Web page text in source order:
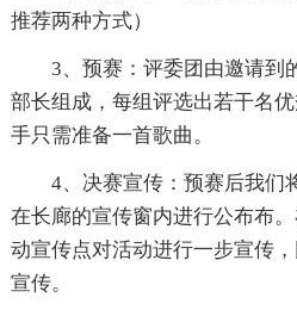
推荐两种方式）
3、预赛：评委团由邀请到
部长组成，每组评选出若干名
手只需准备一首歌曲。
4、决赛宣传：预赛后我们
在长廊的宣传窗内进行公布布
动宣传点对活动进行一步宣传
宣传。